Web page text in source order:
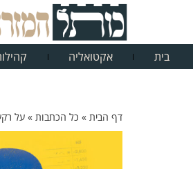
בית אקטואליה
דף הבית » כל הכתבות » על